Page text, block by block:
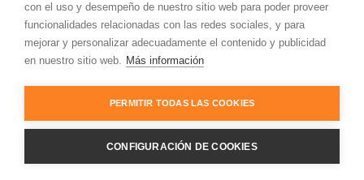
MARCAS
Copyright © 2026Drone Prix S.L| Powered by
con el uso y desempeño de nuestro sitio web para poder proveer
funcionalidades relacionadas con las redes sociales, y para
mejorar y personalizar adecuadamente el contenido y publicidad
en nuestro sitio web. Más información
PERMITIR TODAS LAS COOKIES
CONFIGURACIÓN DE COOKIES